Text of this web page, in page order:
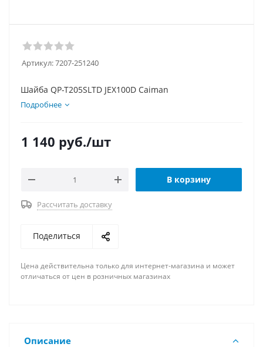
Артикул:7207-251240
Шайба QP-T205SLTD JEX100D Caiman
Подробнее
1 140 руб./шт
В корзину
Рассчитать доставку
Поделиться
Цена действительна только для интернет-магазина и может
отличаться от цен в розничных магазинах
Описание